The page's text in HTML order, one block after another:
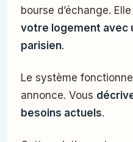
bourse d’échange.
votre logement avec
parisien.
Le système
annonce. Vous
besoins actuels.